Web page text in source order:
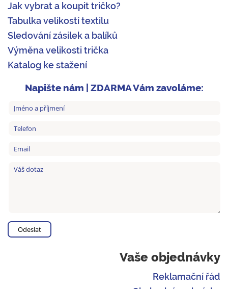
Jak vybrat a koupit tričko?
Tabulka velikostí textilu
Sledování zásilek a balíků
Výměna velikosti trička
Katalog ke stažení
Napište nám | ZDARMA Vám zavoláme:
Vaše objednávky
Reklamační řád